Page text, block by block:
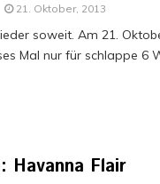
21. Oktober, 2013
soweit. Am 21.
Mal nur für schlappe 6
Havanna Flair